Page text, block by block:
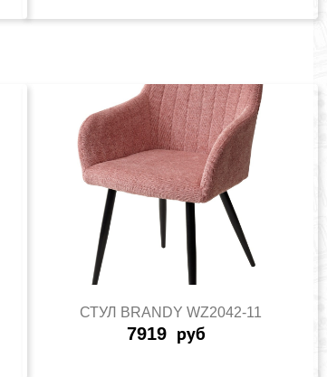
СТУЛ BRANDY WZ2042-11
7919 руб